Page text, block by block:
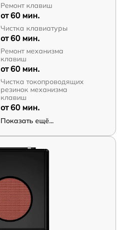
Ремонт клавиш
от 60 мин.
Чистка клавиатуры
от 60 мин.
Ремонт механизма
клавиш
от 60 мин.
Чистка токопроводящих
резинок механизма
клавиш
от 60 мин.
Показать ещё...